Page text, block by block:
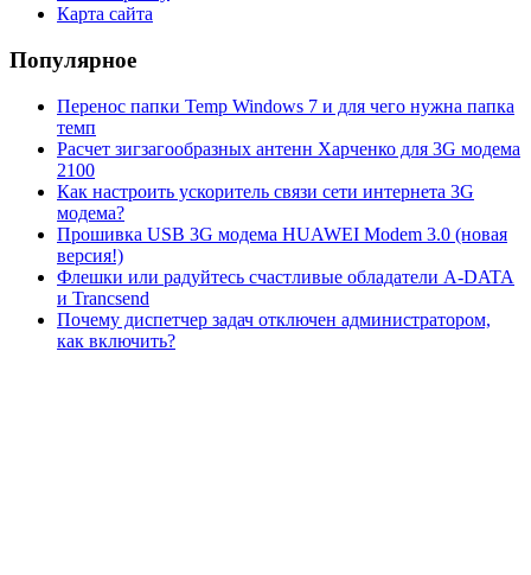
Карта сайта
Популярное
Перенос папки Temp Windows 7 и для чего нужна папка
темп
Расчет зигзагообразных антенн Харченко для 3G модема
2100
Как настроить ускоритель связи сети интернета 3G
модема?
Прошивка USB 3G модема HUAWEI Modem 3.0 (новая
версия!)
Флешки или радуйтесь счастливые обладатели A-DATA
и Trancsend
Почему диспетчер задач отключен администратором,
как включить?